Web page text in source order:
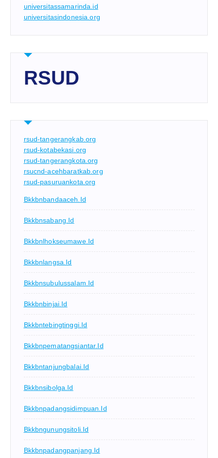
universitassamarinda.id
universitasindonesia.org
RSUD
rsud-tangerangkab.org
rsud-kotabekasi.org
rsud-tangerangkota.org
rsucnd-acehbaratkab.org
rsud-pasuruankota.org
Bkkbnbandaaceh.id
Bkkbnsabang.id
Bkkbnlhokseumawe.id
Bkkbnlangsa.id
Bkkbnsubulussalam.id
Bkkbnbinjai.id
Bkkbntebingtinggi.id
Bkkbnpematangsiantar.id
Bkkbntanjungbalai.id
Bkkbnsibolga.id
Bkkbnpadangsidimpuan.id
Bkkbngunungsitoli.id
Bkkbnpadangpanjang.id